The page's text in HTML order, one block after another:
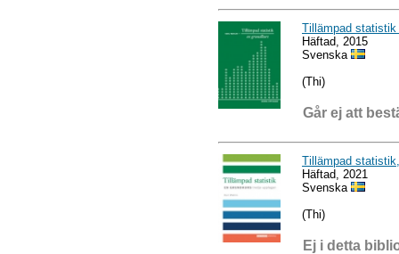
Tillämpad statistik
Häftad, 2015
Svenska
(Thi)
Går ej att
Tillämpad
Häftad, 2021
Svenska
(Thi)
Ej i detta